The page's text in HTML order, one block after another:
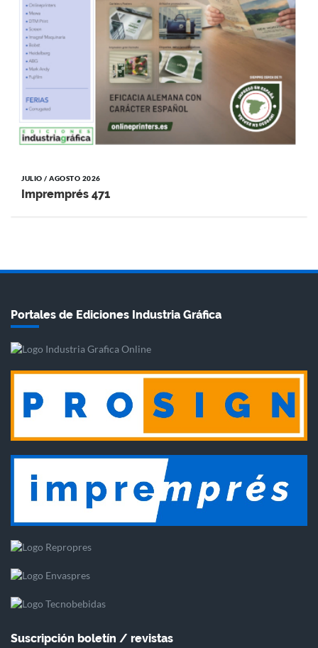
JULIO / AGOSTO 2026
Impremprés 471
Portales de Ediciones Industria Gráfica
Suscripción boletín / revistas